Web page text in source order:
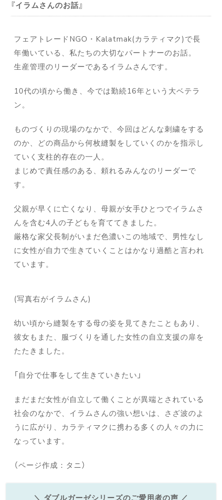
イラムさんのお話
フェアトレードNGO・Kalatmak(カラティマク)で長
年働いている、私たちの大切なパートナーのお話。
生産管理のリーダーであるイラムさんです。
10代の頃から働き、今では勤続16年という大ベテラ
ン。
ものづくりの現場のなかで、今回はどんな刺繍をする
のか、どの商品から何枚縫製をしていくのかを指示し
ていく支柱的存在の一人。
まじめで責任感のある、頼れるみんなのリーダーで
す。
父親が早くに亡くなり、母親が女手ひとつでイラムさ
んを含む4人の子どもを育ててきました。
厳格な家父長制がいまだ色濃いこの地域で、男性なし
に女性が自力で生きていくことはかなり過酷と言われ
ています。
(写真右がイラムさん)
幼い頃から縫製をする母の姿を見てきたこともあり、
彼女もまた、服づくりを通した女性の自立支援の扉を
たたきました。
「自分で仕事をして生きていきたい」
まだまだ女性が自立して働くことが異端とされている
社会のなかで、イラムさんの強い想いは、さざ波のよ
うに広がり、カラティマクに携わる多くの人々の力に
なっています。
（ページ作成：タニ）
＼ ダブルガーゼシリーズのご愛用者の声 ／